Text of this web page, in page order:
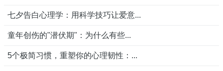
七夕告白心理学：用科学技巧让爱意...
童年创伤的"潜伏期"：为什么有些...
5个极简习惯，重塑你的心理韧性：...